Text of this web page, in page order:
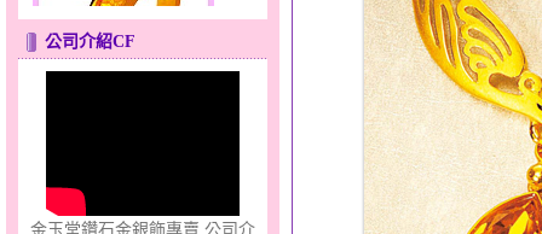
公司介紹CF
金玉堂鑽石金銀飾專賣 公司介